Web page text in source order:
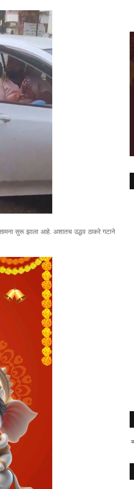
सामना सुरू झाला आहे. अशातच उद्धव ठाकरे गटाने
" सांगली दर्पण न्यूज वर आपल्या